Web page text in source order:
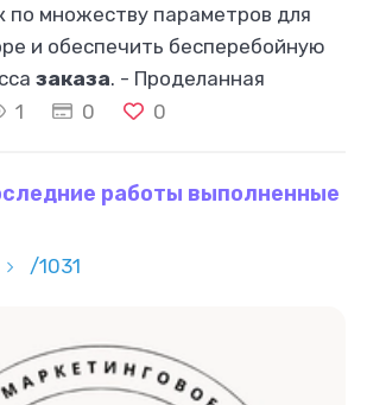
по множеству параметров для
и обеспечить бесперебойную
заказа. - Проделанная
и настройка WooCommerce:
1 0 0
работы выполненные
/1031